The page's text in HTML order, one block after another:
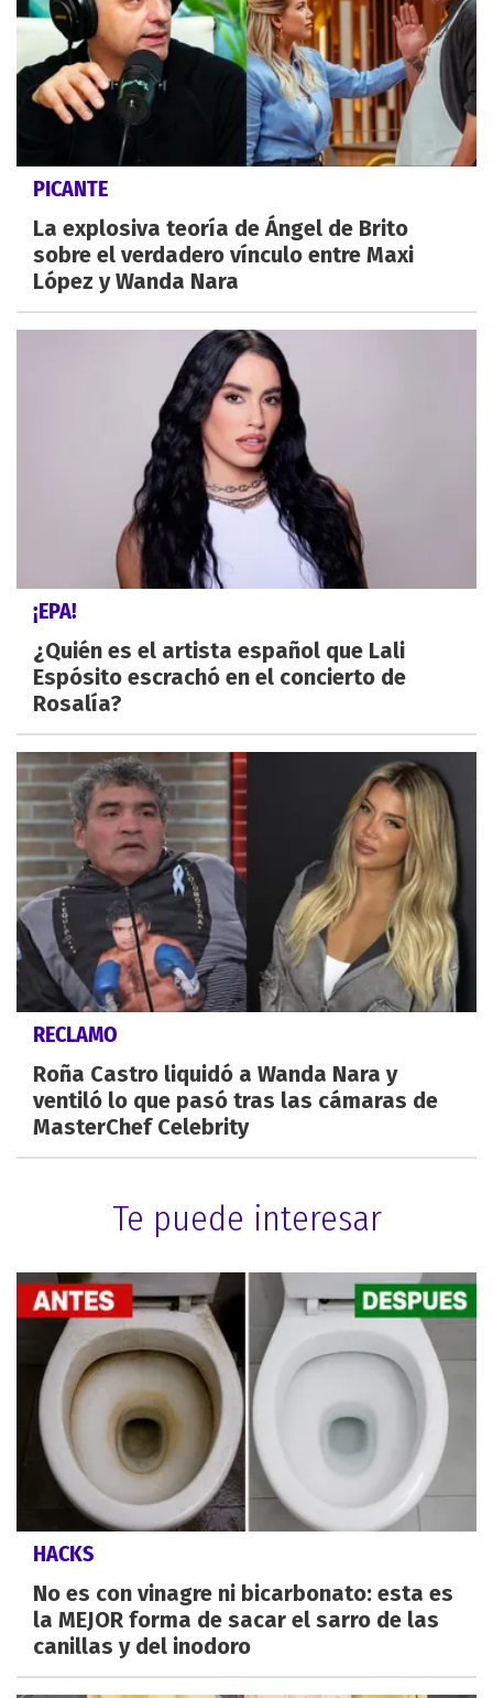
PICANTE
La explosiva teoría de Ángel de Brito
sobre el verdadero vínculo entre Maxi
López y Wanda Nara
¡EPA!
¿Quién es el artista español que Lali
Espósito escrachó en el concierto de
Rosalía?
RECLAMO
Roña Castro liquidó a Wanda Nara y
ventiló lo que pasó tras las cámaras de
MasterChef Celebrity
Te puede interesar
HACKS
No es con vinagre ni bicarbonato: esta es
la MEJOR forma de sacar el sarro de las
canillas y del inodoro